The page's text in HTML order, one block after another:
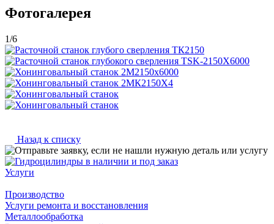
Фотогалерея
1/6
Назад к списку
Услуги
Производство
Услуги ремонта и восстановления
Металлообработка